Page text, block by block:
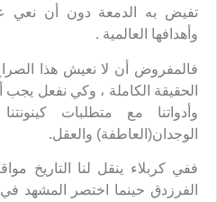
تفيض به الدمعة دون أن نعي عمق
وأهدافها العالمية .
فالمفروض أن لا نعيش هذا
الحقيقة الكاملة ، وكي نفعل يجب
وأدواتنا مع متطلبات
الوجدان(العاطفة) والعقل.
ففي كربلاء ينقل لنا التاريخ
الفرزدق حينما اختصر المشهد